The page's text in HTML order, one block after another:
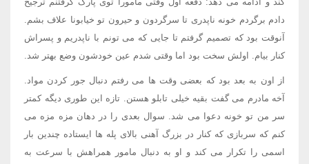
دادم برگردم خونه ناپدری تا سرگردون و حیرون تو خیابونا علاف بشم.
آنوقت بود که تصمیم گرفتم تا جایی که می تونم با ناپدریم و پسراش
کنار بیام. اولش سخت بود اما وقتی شدم عین خودشون وضع بهتر شد.
از اون به بعد بود که بعضی وقت ها می رفتم دنبال جور کردن مواد.
آخه مادرم می گفت بقیه خیلی تابلو هستن. تازه این طوری دیگه کمتر
سر من تو خونه دعوا می شد. سوال بعدی را در دهان مزه مزه می
کنم که سربازی که کنار در بزرگ آهنی بالای پله ها ایستاده چندین بار
اسمی را تکرار می کند و او به دنبال مامور همراهش با سرعت به